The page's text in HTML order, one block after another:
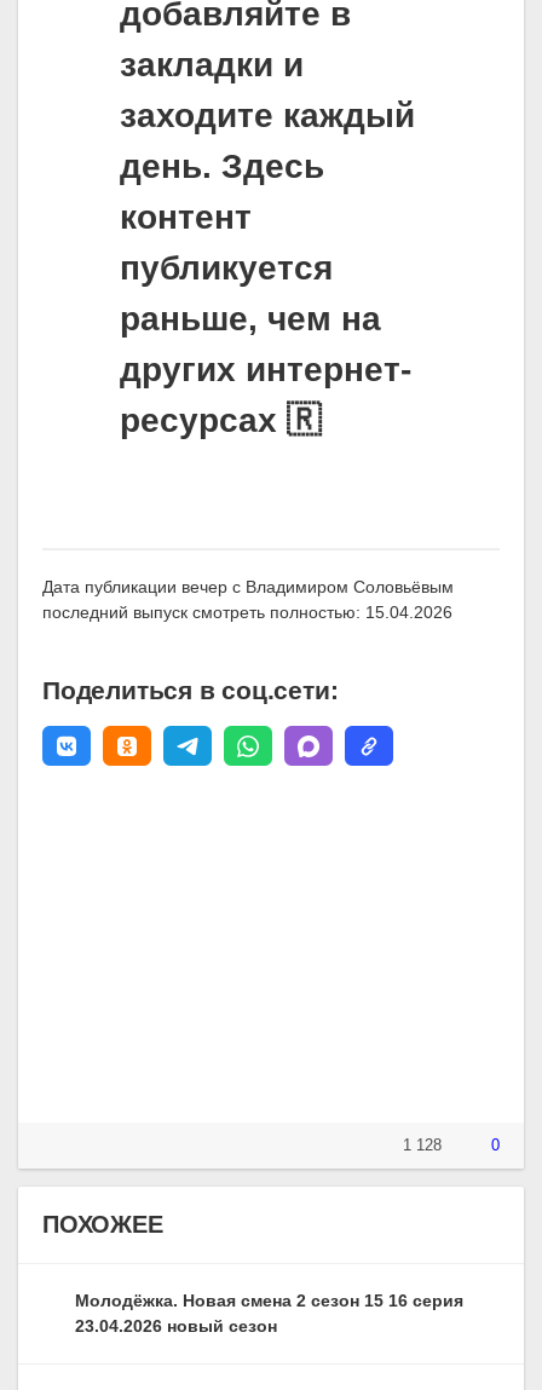
добавляйте в
закладки и
заходите каждый
день. Здесь
контент
публикуется
раньше, чем на
других интернет-
ресурсах 🇷
Дата публикации вечер с Владимиром Соловьёвым
последний выпуск смотреть полностью: 15.04.2026
Поделиться в соц.сети:
1 128 0
ПОХОЖЕЕ
Молодёжка. Новая смена 2 сезон 15 16 серия
23.04.2026 новый сезон